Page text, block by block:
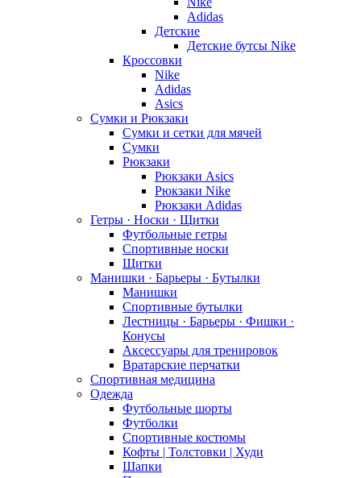
Adidas
Детские
Детские бутсы Nike
Кроссовки
Nike
Adidas
Asics
Сумки и Рюкзаки
Сумки и сетки для мячей
Сумки
Рюкзаки
Рюкзаки Asics
Рюкзаки Nike
Рюкзаки Adidas
Гетры · Носки · Щитки
Футбольные гетры
Спортивные носки
Щитки
Манишки · Барьеры · Бутылки
Манишки
Спортивные бутылки
Лестницы · Барьеры · Фишки ·
Конусы
Аксессуары для тренировок
Вратарские перчатки
Спортивная медицина
Одежда
Футбольные шорты
Футболки
Спортивные костюмы
Кофты | Толстовки | Худи
Шапки